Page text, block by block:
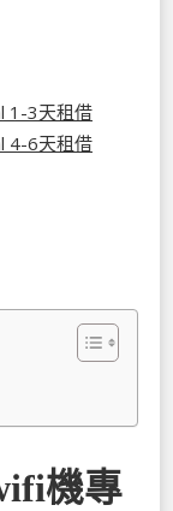
1-3天租借
4-6天租借
機專